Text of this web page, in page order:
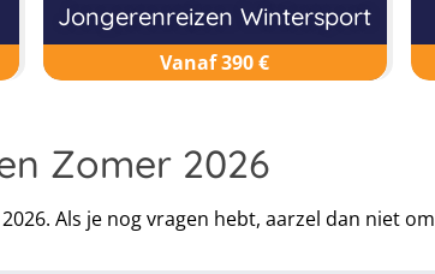
Jongerenreizen Wintersport
Vanaf 390 €
Zomer 2026
Als je nog vragen hebt, aarzel dan niet